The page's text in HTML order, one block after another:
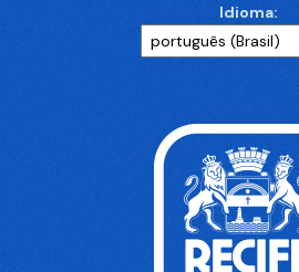
Idioma